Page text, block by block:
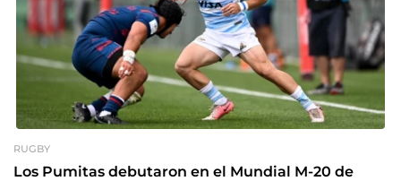
RUGBY
Los Pumitas debutaron en el Mundial M-20 de